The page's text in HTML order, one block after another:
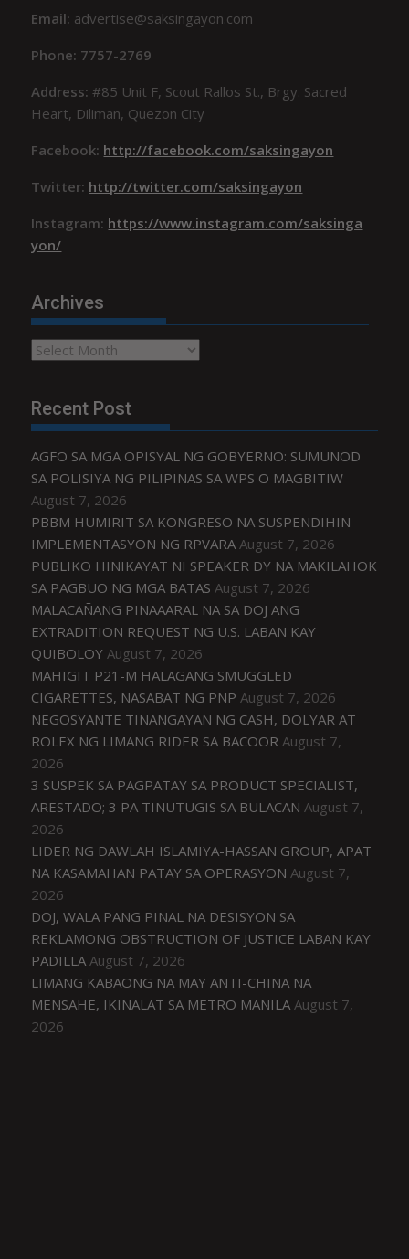
Email: advertise@saksingayon.com
Phone: 7757-2769
Address:#85 Unit F, Scout Rallos St., Brgy. Sacred
Heart, Diliman, Quezon City
Facebook: http://facebook.com/saksingayon
Twitter: http://twitter.com/saksingayon
Instagram: https://www.instagram.com/saksinga
yon/
Archives
Archives
Recent Post
AGFO SA MGA OPISYAL NG GOBYERNO: SUMUNOD
SA POLISIYA NG PILIPINAS SA WPS O MAGBITIW
August 7, 2026
PBBM HUMIRIT SA KONGRESO NA SUSPENDIHIN
IMPLEMENTASYON NG RPVARA August 7, 2026
PUBLIKO HINIKAYAT NI SPEAKER DY NA MAKILAHOK
SA PAGBUO NG MGA BATAS August 7, 2026
MALACAÑANG PINAAARAL NA SA DOJ ANG
EXTRADITION REQUEST NG U.S. LABAN KAY
QUIBOLOY August 7, 2026
MAHIGIT P21-M HALAGANG SMUGGLED
CIGARETTES, NASABAT NG PNP August 7, 2026
NEGOSYANTE TINANGAYAN NG CASH, DOLYAR AT
ROLEX NG LIMANG RIDER SA BACOOR August 7,
2026
3 SUSPEK SA PAGPATAY SA PRODUCT SPECIALIST,
ARESTADO; 3 PA TINUTUGIS SA BULACAN August 7,
2026
LIDER NG DAWLAH ISLAMIYA-HASSAN GROUP, APAT
NA KASAMAHAN PATAY SA OPERASYON August 7,
2026
DOJ, WALA PANG PINAL NA DESISYON SA
REKLAMONG OBSTRUCTION OF JUSTICE LABAN KAY
PADILLA August 7, 2026
LIMANG KABAONG NA MAY ANTI-CHINA NA
MENSAHE, IKINALAT SA METRO MANILA August 7,
2026